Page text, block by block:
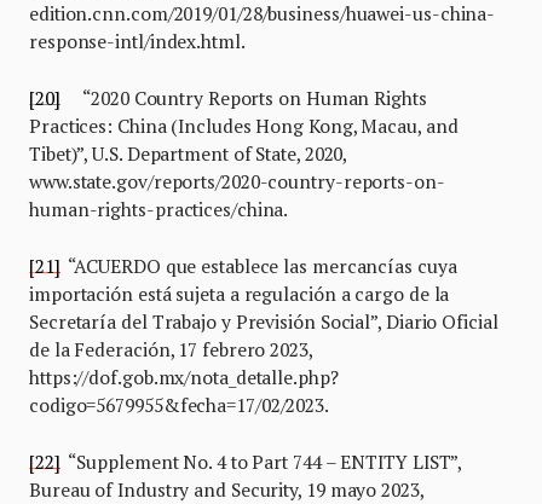
edition.cnn.com/2019/01/28/business/huawei-us-china-
response-intl/index.html.
[20]“2020 Country Reports on Human Rights
Practices: China (Includes Hong Kong, Macau, and
Tibet)”, U.S. Department of State, 2020,
www.state.gov/reports/2020-country-reports-on-
human-rights-practices/china.
[21]“ACUERDO que establece las mercancías cuya
importación está sujeta a regulación a cargo de la
Secretaría del Trabajo y Previsión Social”, Diario Oficial
de la Federación, 17 febrero 2023,
https://dof.gob.mx/nota_detalle.php?
codigo=5679955&fecha=17/02/2023.
[22]“Supplement No. 4 to Part 744 – ENTITY LIST”,
Bureau of Industry and Security, 19 mayo 2023,